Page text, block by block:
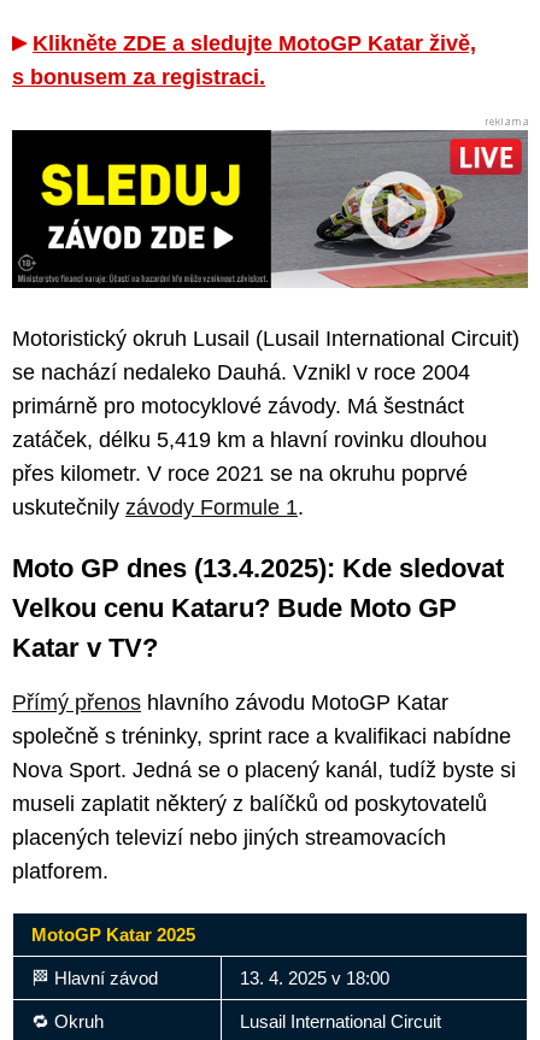
Klikněte ZDE a sledujte MotoGP Katar živě,
s bonusem za registraci.
Motoristický okruh Lusail (Lusail International Circuit)
se nachází nedaleko Dauhá. Vznikl v roce 2004
primárně pro motocyklové závody. Má šestnáct
zatáček, délku 5,419 km a hlavní rovinku dlouhou
přes kilometr. V roce 2021 se na okruhu poprvé
uskutečnily závody Formule 1.
Moto GP dnes (13.4.2025): Kde sledovat
Velkou cenu Kataru? Bude Moto GP
Katar v TV?
Přímý přenos hlavního závodu MotoGP Katar
společně s tréninky, sprint race a kvalifikaci nabídne
Nova Sport. Jedná se o placený kanál, tudíž byste si
museli zaplatit některý z balíčků od poskytovatelů
placených televizí nebo jiných streamovacích
platforem.
MotoGP Katar 2025
🏁 Hlavní závod 13. 4. 2025 v 18:00
🔁 Okruh Lusail International Circuit